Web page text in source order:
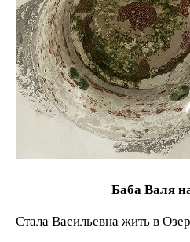
Баба Валя
Стала Васильевна жить в